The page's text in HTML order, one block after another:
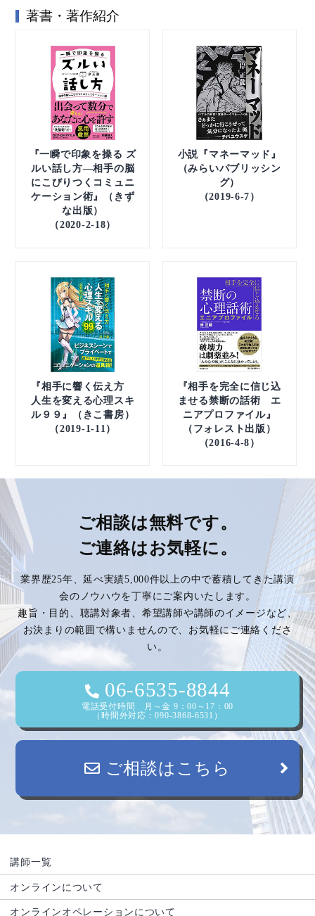
著書・著作紹介
『一瞬で印象を操る ズ
ルい話し方―相手の脳
にこびりつくコミュニ
ケーション術』（きず
な出版）
（2020-2-18）
小説『マネーマッド』
（みらいパブリッシン
グ）
（2019-6-7）
『相手に響く伝え方
人生を変える心理スキ
ル９９』（きこ書房）
（2019-1-11）
『相手を完全に信じ込
ませる禁断の話術 エ
ニアプロファイル』
（フォレスト出版）
（2016-4-8）
ご相談は無料です。
ご連絡はお気軽に。
業界歴25年、延べ実績5,000件以上の中で蓄積してきた講演
会のノウハウを丁寧にご案内いたします。
趣旨・目的、聴講対象者、希望講師や講師のイメージなど、
お決まりの範囲で構いませんので、お気軽にご連絡くださ
い。
06-6535-8844
電話受付時間 月～金 9：00～17：00
（時間外対応：090-3868-6531）
ご相談はこちら
講師一覧
オンラインについて
オンラインオペレーションについて